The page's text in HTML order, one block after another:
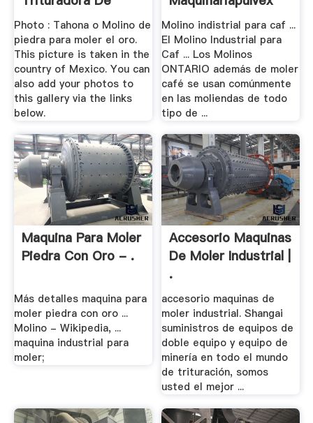
Cono
Photo : Tahona o Molino de
piedra para moler el oro.
This picture is taken in the
country of Mexico. You can
also add your photos to
this gallery via the links
below.
Molino indistrial para caf ...
El Molino Industrial para
Caf ... Los Molinos
ONTARIO además de moler
café se usan comúnmente
en las moliendas de todo
tipo de ...
Maquina Para Moler
Piedra Con Oro - .
Más detalles maquina para
moler piedra con oro ...
Molino - Wikipedia, ...
maquina industrial para
moler;
Accesorio Maquinas
De Moler Industrial |
.
accesorio maquinas de
moler industrial. Shangai
suministros de equipos de
doble equipo y equipo de
minería en todo el mundo
de trituración, somos
usted el mejor ...